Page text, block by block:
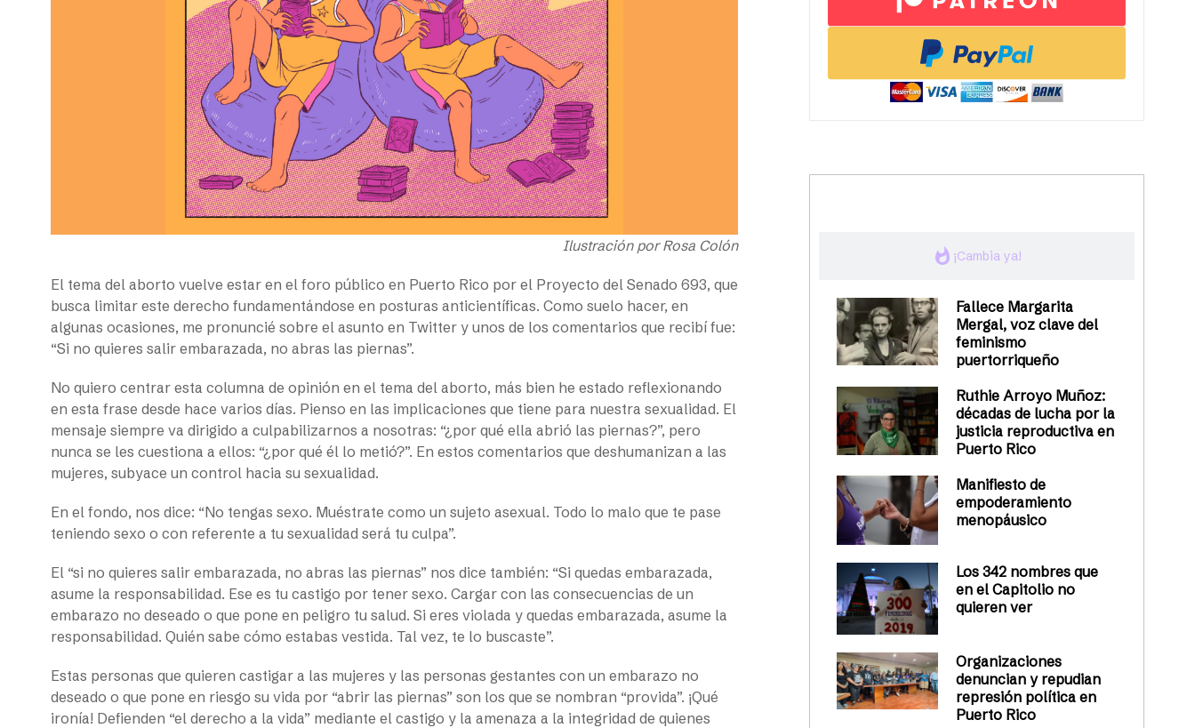
Ilustración por Rosa Colón
El tema del aborto vuelve estar en el foro público en Puerto Rico por el Proyecto del Senado 693, que
busca limitar este derecho fundamentándose en posturas anticientíficas. Como suelo hacer, en
algunas ocasiones, me pronuncié sobre el asunto en Twitter y unos de los comentarios que recibí fue:
“Si no quieres salir embarazada, no abras las piernas”.
No quiero centrar esta columna de opinión en el tema del aborto, más bien he estado reflexionando
en esta frase desde hace varios días. Pienso en las implicaciones que tiene para nuestra sexualidad. El
mensaje siempre va dirigido a culpabilizarnos a nosotras: “¿por qué ella abrió las piernas?”, pero
nunca se les cuestiona a ellos: “¿por qué él lo metió?”. En estos comentarios que deshumanizan a las
mujeres, subyace un control hacia su sexualidad.
En el fondo, nos dice: “No tengas sexo. Muéstrate como un sujeto asexual. Todo lo malo que te pase
teniendo sexo o con referente a tu sexualidad será tu culpa”.
El “si no quieres salir embarazada, no abras las piernas” nos dice también: “Si quedas embarazada,
asume la responsabilidad. Ese es tu castigo por tener sexo. Cargar con las consecuencias de un
embarazo no deseado o que pone en peligro tu salud. Si eres violada y quedas embarazada, asume la
responsabilidad. Quién sabe cómo estabas vestida. Tal vez, te lo buscaste”.
Estas personas que quieren castigar a las mujeres y las personas gestantes con un embarazo no
deseado o que pone en riesgo su vida por “abrir las piernas” son los que se nombran “provida”. ¡Qué
ironía! Defienden “el derecho a la vida” mediante el castigo y la amenaza a la integridad de quienes
whatshot ¡Cambia ya!
Fallece Margarita
Mergal, voz clave del
feminismo
puertorriqueño
Ruthie Arroyo Muñoz:
décadas de lucha por la
justicia reproductiva en
Puerto Rico
Manifiesto de
empoderamiento
menopáusico
Los 342 nombres que
en el Capitolio no
quieren ver
Organizaciones
denuncian y repudian
represión política en
Puerto Rico